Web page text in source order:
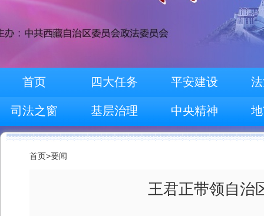
首页 四大任务 平安建设
司法之窗 基层治理 中央精神
首页>要闻
王君正带领自治